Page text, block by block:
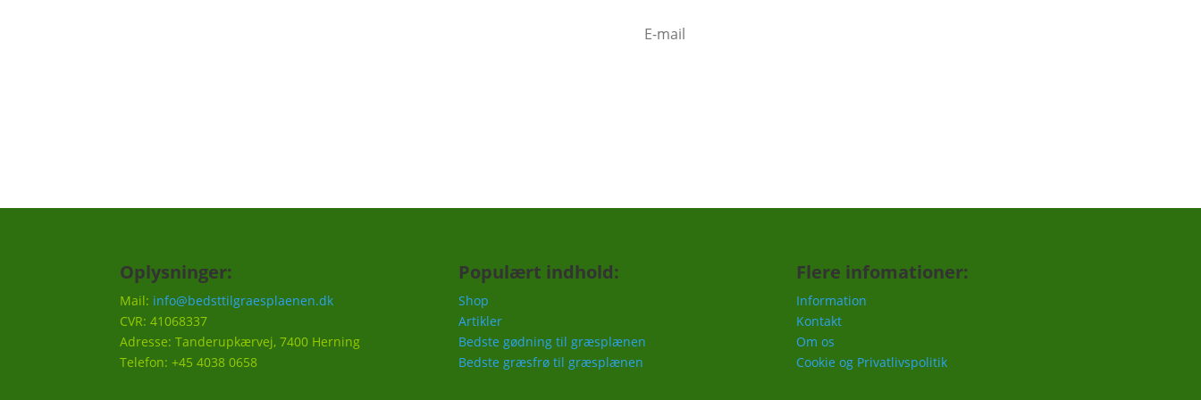
Oplysninger:
Mail: info@bedsttilgraesplaenen.dk
CVR: 41068337
Adresse: Tanderupkærvej, 7400 Herning
Telefon: +45 4038 0658
Populært indhold:
Shop
Artikler
Bedste gødning til græsplænen
Bedste græsfrø til græsplænen
Flere infomationer:
Information
Kontakt
Om os
Cookie og Privatlivspolitik